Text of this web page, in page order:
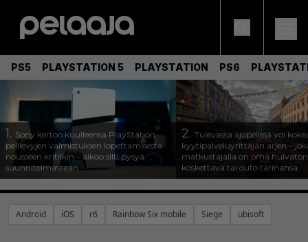
PS5 PLAYSTATION 5 PLAYSTATION PS6
1. Sony kertoo kuulleensa PlayStation-
pelilevyjen valmistuksen lopettamisesta
nousseen kritiikin – aikoo silti pysyä
suunnitelmassaan
2. Tulevassa ajopelissä voi
kyytipalveluyrittäjän arjen –
matkustajalla on oma
koskettava tai outo tarinansa
Android iOS r6 Rainbow Six mobile Siege ubisoft